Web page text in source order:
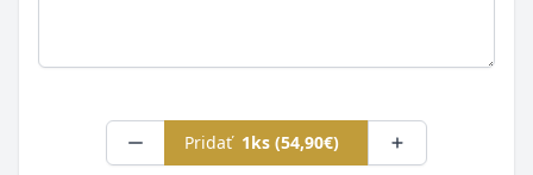
Pridať 1ks (54,90€)